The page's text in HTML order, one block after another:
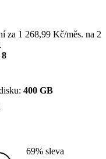
za 1 268,99 Kč/měs. na 2
8
400 GB
69% sleva